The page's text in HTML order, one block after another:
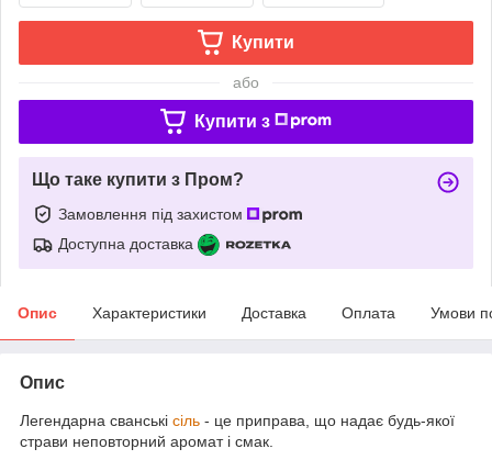
Купити
або
Купити з
Що таке купити з Пром?
Замовлення під захистом
Доступна доставка
Опис Характеристики Доставка Оплата Умови
Опис
Легендарна сванські сіль - це приправа, що надає будь-якої
страви неповторний аромат і смак.